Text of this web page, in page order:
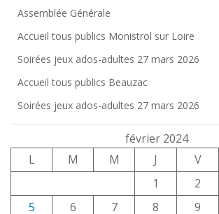
Assemblée Générale
Accueil tous publics Monistrol sur Loire
Soirées jeux ados-adultes 27 mars 2026
Accueil tous publics Beauzac
Soirées jeux ados-adultes 27 mars 2026
février 2024
L
M M J V
1
2
5
6 7 8 9